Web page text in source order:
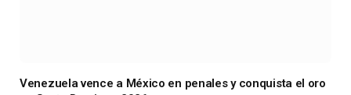
Venezuela vence a México en penales y conquista el oro